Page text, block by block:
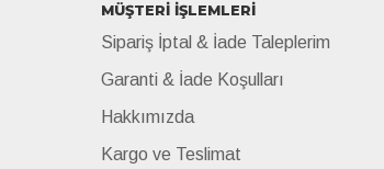
MÜŞTERİ İŞLEMLERİ
Sipariş İptal & İade Taleplerim
Garanti & İade Koşulları
Hakkımızda
Kargo ve Teslimat